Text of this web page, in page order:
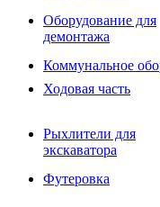
РВД
Сваерезки
Как
Оборудование для
демонтажа
Коммунальное
Ходовая часть
Рыхлители для
экскаватора
Футеровка